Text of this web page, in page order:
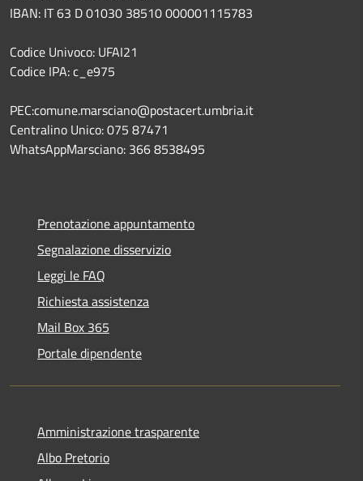
IBAN: IT 63 D 01030 38510 000001115783
Codice Univoco: UFAI21
Codice IPA: c_e975
PEC:comune.marsciano@postacert.umbria.it
Centralino Unico: 075 87471
WhatsAppMarsciano: 366 8538495
Prenotazione appuntamento
Segnalazione disservizio
Leggi le FAQ
Richiesta assistenza
Mail Box 365
Portale dipendente
Amministrazione trasparente
Albo Pretorio